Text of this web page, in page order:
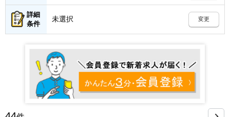
詳細
条件
未選択 変更